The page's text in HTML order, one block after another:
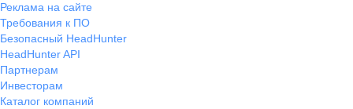
Реклама на сайте
Требования к ПО
Безопасный HeadHunter
HeadHunter API
Партнерам
Инвесторам
Каталог компаний